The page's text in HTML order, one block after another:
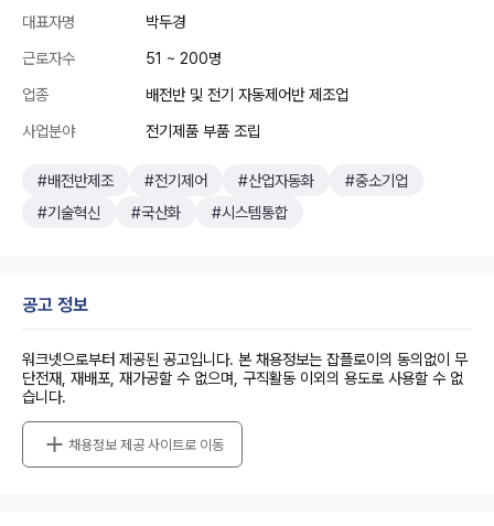
대표자명
박두경
근로자수
51 ~ 200명
업종
배전반 및 전기 자동제어반 제조업
사업분야
전기제품 부품 조립
#배전반제조 #전기제어 #산업자동화
#중소기업
#기술혁신
#국산화 #시스템통합
공고 정보
워크넷으로부터 제공된 공고입니다. 본 채용정보는 잡플로이의 동의없이 무
단전재, 재배포, 재가공할 수 없으며, 구직활동 이외의 용도로 사용할 수 없
습니다.
채용정보 제공 사이트로 이동